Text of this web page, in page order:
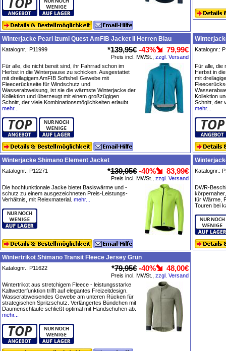
Winterjacke Pearl Izumi Quest AmFIB Jacket II Herren Blau
Katalognr.: P11999 *139,95€ -43% 79,99€
Preis incl. MWSt., zzgl. Versand
Für alle, die nicht bereit sind, ihr Fahrrad schon im
Herbst in die Winterpause zu schicken. Ausgestattet
mit dreilagigem AmFIB Softshell Gewebe mit
Fleecerückseite für Windschutz und
Wasserabweisung, ist sie die wärmste Winterjacke der
Kollektion und überzeugt mit einem großzügigen
Schnitt, der viele Kombinationsmöglichkeiten erlaubt.
mehr...
Katalognr.:
Für alle, die
Herbst in
mit
Kollektion
Schnitt, der
mehr...
Winterjacke Shimano Element Jacket
Katalognr.: P12271 *139,95€ -40% 83,99€
Preis incl. MWSt., zzgl. Versand
Die hochfunktionale Jacke bietet Basiswärme und -
schutz zu einem ausgezeichneten Preis-Leistungs-
Verhältnis, mit Relexmaterial. mehr...
Katalognr.:
DWR-
für Wärme,
Touren bei
Wintertrikot Shimano Transit Fleece Jersey Grün
Katalognr.: P11622 *79,95€ -40% 48,00€
Preis incl. MWSt., zzgl. Versand
Wintertrikot aus stretchigem Fleece - leistungsstarke
Kaltwetterfunktion trifft auf elegantes Freizeitdesign.
Wasserabweisendes Gewebe am unteren Rücken für
strategischen Spritzschutz. Verlängertes Bündchen mit
Daumenschlaufe schließt optimal mit Handschuhen ab.
mehr...